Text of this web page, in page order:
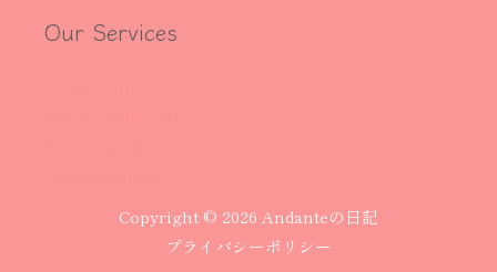
Our Services
Copyright © 2026 Andanteの日記
プライバシーポリシー